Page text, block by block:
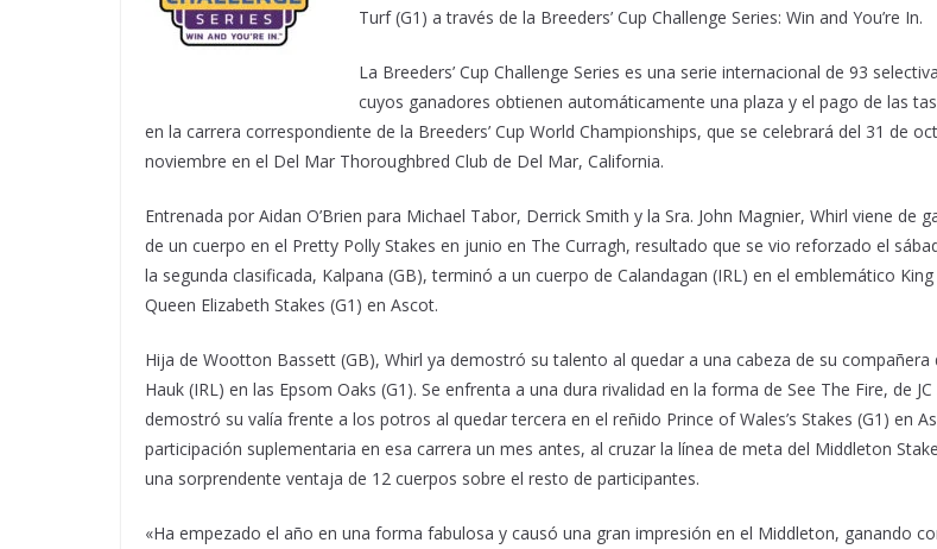
Turf (G1) a través de la Breeders’ Cup Challenge Series: Win and You’re In.
La Breeders’ Cup Challenge Series es una serie internacional de 93
cuyos ganadores obtienen automáticamente una plaza y el pago de las
en la carrera correspondiente de la Breeders’ Cup World Championships, que se celebrará del 31 de
noviembre en el Del Mar Thoroughbred Club de Del Mar, California.
Entrenada por Aidan O’Brien para Michael Tabor, Derrick Smith y la Sra. John Magnier, Whirl viene de
de un cuerpo en el Pretty Polly Stakes en junio en The Curragh, resultado que se vio reforzado el
la segunda clasificada, Kalpana (GB), terminó a un cuerpo de Calandagan (IRL) en el emblemático King
Queen Elizabeth Stakes (G1) en Ascot.
Hija de Wootton Bassett (GB), Whirl ya demostró su talento al quedar a una cabeza de su compañera
Hauk (IRL) en las Epsom Oaks (G1). Se enfrenta a una dura rivalidad en la forma de See The Fire, de
demostró su valía frente a los potros al quedar tercera en el reñido Prince of Wales’s Stakes (G1) en
participación suplementaria en esa carrera un mes antes, al cruzar la línea de meta del Middleton
una sorprendente ventaja de 12 cuerpos sobre el resto de participantes.
«Ha empezado el año en una forma fabulosa y causó una gran impresión en el Middleton, ganando